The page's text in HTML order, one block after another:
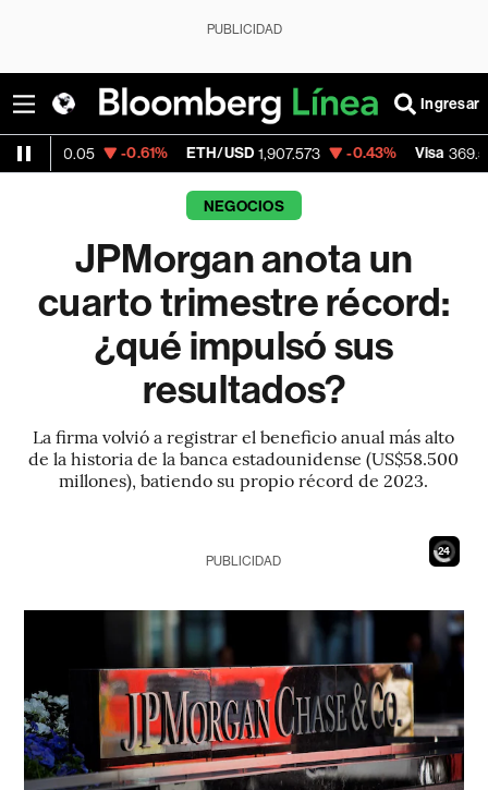
PUBLICIDAD
Ingresar
-0.61% ETH/USD 1,907.573 -0.43% Visa 369.50
NEGOCIOS
JPMorgan anota un
cuarto trimestre récord:
¿qué impulsó sus
resultados?
La firma volvió a registrar el beneficio anual más alto
de la historia de la banca estadounidense (US$58.500
millones), batiendo su propio récord de 2023.
23
PUBLICIDAD